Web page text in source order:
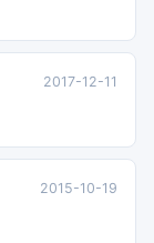
2017-12-11
2015-10-19